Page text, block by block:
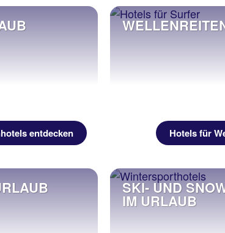
entdecken Hotels für
SKI- UND
IM URLAUB